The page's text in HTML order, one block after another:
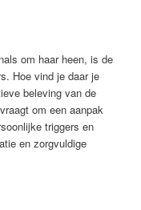
om haar heen, is de
Hoe vind je daar je
beleving van de
om een aanpak
triggers en
en zorgvuldige